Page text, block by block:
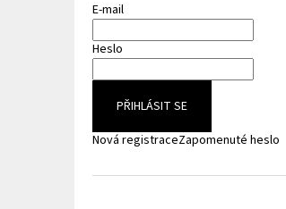
E-mail
Heslo
PŘIHLÁSIT SE
Nová registraceZapomenuté heslo